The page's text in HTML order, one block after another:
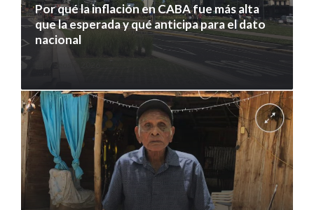
Por qué la inflación en CABA fue más alta
que la esperada y qué anticipa para el dato
nacional